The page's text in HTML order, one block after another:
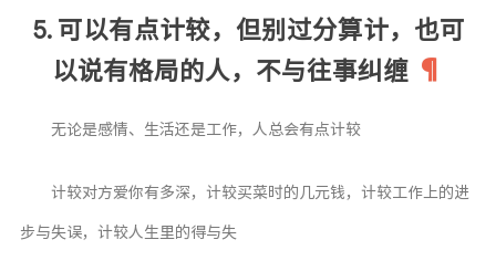
5. 可以有点计较，但别过分算计，也可
以说有格局的人，不与往事纠缠
无论是感情、生活还是工作，人总会有点计较
计较对方爱你有多深，计较买菜时的几元钱，计较工作上的进
步与失误，计较人生里的得与失